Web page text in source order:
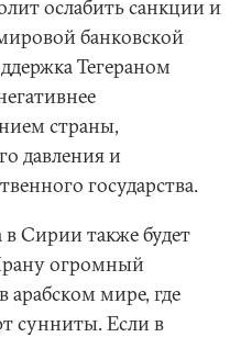
ослабить санкции и
банковской
Тегераном
страны,
давления и
государства.
Сирии также будет
огромный
мире, где
сунниты. Если в